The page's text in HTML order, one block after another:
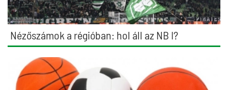
Nézőszámok a régióban: hol áll az NB I?